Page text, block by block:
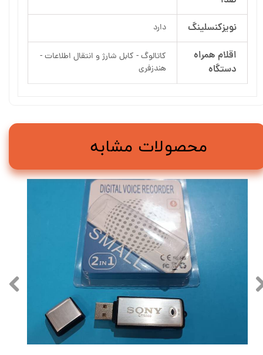
نویزکنسلینگ دارد
اقلام همراه
دستگاه
کاتالوگ - کابل شارژ و انتقال اطلاعات -
هندزفری
محصولات مشابه